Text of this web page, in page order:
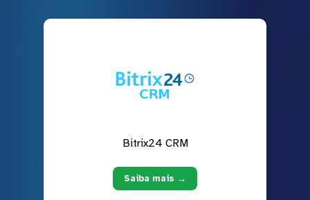
Bitrix24 CRM
Saiba mais →